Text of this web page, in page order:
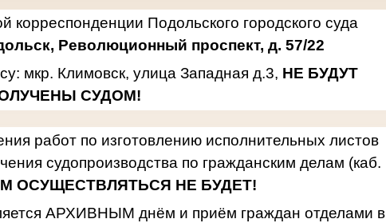
корреспонденции Подольского городского суда
Революционный проспект, д. 57/22
мкр. Климовск, улица Западная д.3, НЕ БУДУТ
СУДОМ!
работ по изготовлению исполнительных листов
судопроизводства по гражданским делам (каб.
ОСУЩЕСТВЛЯТЬСЯ НЕ БУДЕТ!
АРХИВНЫМ днём и приём граждан отделами в